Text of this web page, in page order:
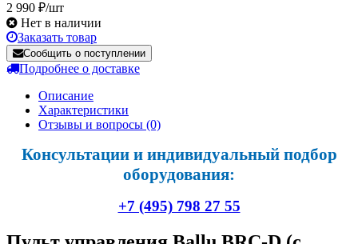
2 990 ₽/шт
Нет в наличии
Заказать товар
Сообщить о поступлении
Подробнее о доставке
Описание
Характеристики
Отзывы и вопросы (0)
Консультации и индивидуальный подбор
оборудования:
+7 (495) 798 27 55